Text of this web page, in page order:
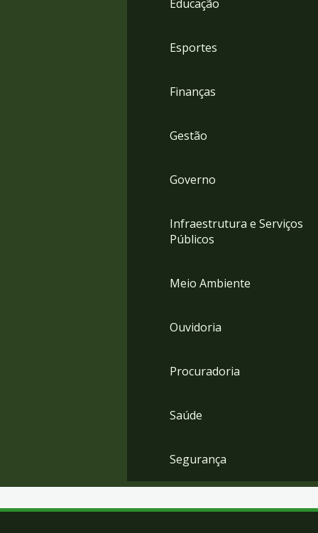
Educação
Esportes
Finanças
Gestão
Governo
Infraestrutura e Serviços
Públicos
Meio Ambiente
Ouvidoria
Procuradoria
Saúde
Segurança